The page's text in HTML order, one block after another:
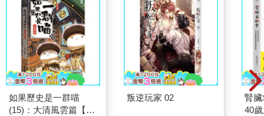
卦為陽水，水剋火，故火六局忌行。）
水二局與土五局之人忌行辰、巳二宮。（注：辰、巳二宮對應於
巽卦，巽卦為陰木。水生木損耗之患，水二局忌行；木剋土，土
五局忌行。）
金四局之人忌行丑、寅二宮。（注：丑、寅二宮對應於艮卦，艮
卦為陽土，本當土生金，但此處卻言金四局之人忌行，需要探
究。）
木三局之人忌行申、酉二宮。（注：申、酉二宮分別對應於坤
卦、兌卦，其中僅兌卦屬陰金剋木，此處似乎以申、酉屬金，金
如果歷史是一群喵
(15)：大清風雲篇【萌
叛逆玩家 02
腎
40